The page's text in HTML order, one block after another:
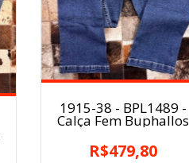
1915-38 - BPL1489 -
Calça Fem Buphallos
R$479,80